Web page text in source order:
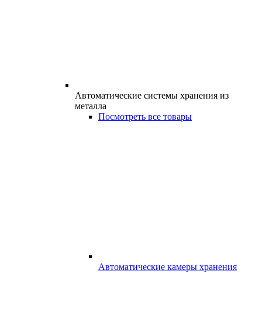
Автоматические системы хранения из
металла
Посмотреть все товары
Автоматические камеры хранения